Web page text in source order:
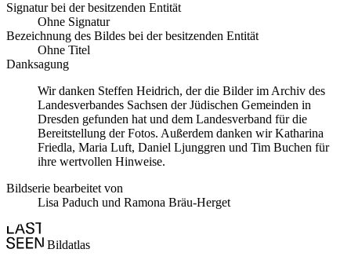
Signatur bei der besitzenden Entität
Ohne Signatur
Bezeichnung des Bildes bei der besitzenden Entität
Ohne Titel
Danksagung
Wir danken Steffen Heidrich, der die Bilder im Archiv des
Landesverbandes Sachsen der Jüdischen Gemeinden in
Dresden gefunden hat und dem Landesverband für die
Bereitstellung der Fotos. Außerdem danken wir Katharina
Friedla, Maria Luft, Daniel Ljunggren und Tim Buchen für
ihre wertvollen Hinweise.
Bildserie bearbeitet von
Lisa Paduch und Ramona Bräu-Herget
Bildatlas